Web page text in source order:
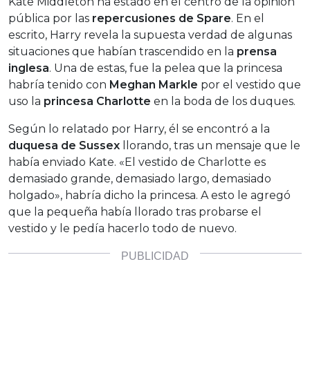
pública por las repercusiones de Spare. En el
escrito, Harry revela la supuesta verdad de algunas
situaciones que habían trascendido en la prensa
inglesa. Una de estas, fue la pelea que la princesa
habría tenido con Meghan Markle por el vestido que
uso la princesa Charlotte en la boda de los duques.
Según lo relatado por Harry, él se encontró a la
duquesa de Sussex llorando, tras un mensaje que le
había enviado Kate. «El vestido de Charlotte es
demasiado grande, demasiado largo, demasiado
holgado», habría dicho la princesa. A esto le agregó
que la pequeña había llorado tras probarse el
vestido y le pedía hacerlo todo de nuevo.